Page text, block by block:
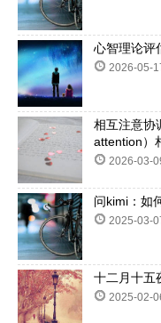
心智理论评
2026-05-
相互注意协
attention）
2026-03-
问kimi：如
2025-03-
十二月十五
2025-02-